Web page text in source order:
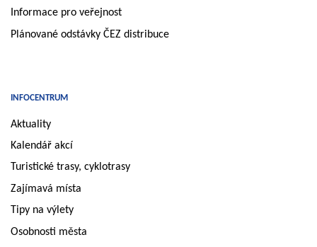
Informace pro veřejnost
Plánované odstávky ČEZ distribuce
INFOCENTRUM
Aktuality
Kalendář akcí
Turistické trasy, cyklotrasy
Zajímavá místa
Tipy na výlety
Osobnosti města